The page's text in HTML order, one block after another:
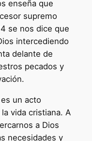
enseña que
supremo
se nos dice que
intercediendo
delante de
pecados y
un acto
vida cristiana. A
a Dios
necesidades y